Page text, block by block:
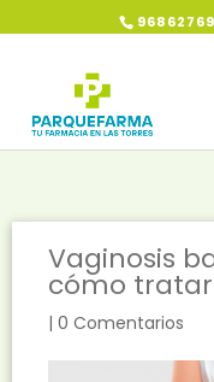
Vaginosis
cómo
| 0 Comentarios